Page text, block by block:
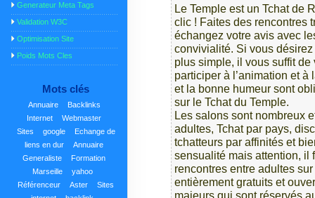
Generateur Meta Tags
Validation W3C
Optimisation Site
Poids Mots Cles
Mots clés
Annuaire
Backlinks
Internet
Webmaster
Sites
google
Echange de
liens en dur
Annuaire
Generaliste
Formation
Marseille
yahoo
Référenceur
Aster
Sites
Le Temple est un Tchat de
clic ! Faites des rencontres
échangez votre avis avec
convivialité. Si vous désirez
plus simple, il vous suffit de
participer à l’animation et
et la bonne humeur sont
sur le Tchat du Temple.
Les salons sont nombreux
adultes, Tchat par pays,
tchatteurs par affinités et
sensualité mais attention, il
rencontres entre adultes
entièrement gratuits et